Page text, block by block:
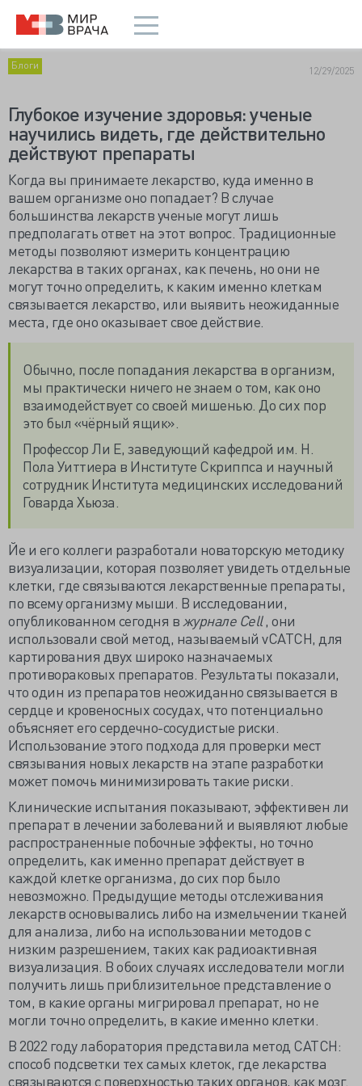
Блоги 12/29/2025
Глубокое изучение здоровья: ученые
научились видеть, где действительно
действуют препараты
Когда вы принимаете лекарство, куда именно в
вашем организме оно попадает? В случае
большинства лекарств ученые могут лишь
предполагать ответ на этот вопрос. Традиционные
методы позволяют измерить концентрацию
лекарства в таких органах, как печень, но они не
могут точно определить, к каким именно клеткам
связывается лекарство, или выявить неожиданные
места, где оно оказывает свое действие.
Обычно, после попадания лекарства в организм,
мы практически ничего не знаем о том, как оно
взаимодействует со своей мишенью. До сих пор
это был «чёрный ящик».
Профессор Ли Е, заведующий кафедрой им. Н.
Пола Уиттиера в Институте Скриппса и научный
сотрудник Института медицинских исследований
Говарда Хьюза.
Йе и его коллеги разработали новаторскую методику
визуализации, которая позволяет увидеть отдельные
клетки, где связываются лекарственные препараты,
по всему организму мыши. В исследовании,
опубликованном сегодня в журнале Cell, они
использовали свой метод, называемый vCATCH, для
картирования двух широко назначаемых
противораковых препаратов. Результаты показали,
что один из препаратов неожиданно связывается в
сердце и кровеносных сосудах, что потенциально
объясняет его сердечно-сосудистые риски.
Использование этого подхода для проверки мест
связывания новых лекарств на этапе разработки
может помочь минимизировать такие риски.
Клинические испытания показывают, эффективен ли
препарат в лечении заболеваний и выявляют любые
распространенные побочные эффекты, но точно
определить, как именно препарат действует в
каждой клетке организма, до сих пор было
невозможно. Предыдущие методы отслеживания
лекарств основывались либо на измельчении тканей
для анализа, либо на использовании методов с
низким разрешением, таких как радиоактивная
визуализация. В обоих случаях исследователи могли
получить лишь приблизительное представление о
том, в какие органы мигрировал препарат, но не
могли точно определить, в какие именно клетки.
В 2022 году лаборатория представила метод CATCH:
способ подсветки тех самых клеток, где лекарства
связываются с поверхностью таких органов, как мозг.